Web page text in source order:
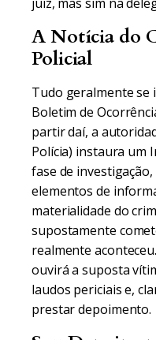
A Notícia do
Policial
Tudo geralmente se
Boletim de
partir daí, a
Polícia) instaura um
fase de
elementos de
materialidade do
supostamente
realmente
ouvirá a suposta
laudos periciais e,
prestar depoimento.